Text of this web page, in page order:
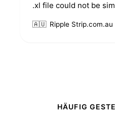
.xl file could not be
🇦🇺 Ripple Strip.com.au
HÄUFIG